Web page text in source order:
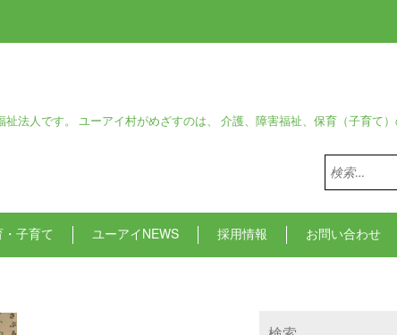
法人です。 ユーアイ村がめざすのは、 介護、障害福祉、保育（子育て
検
索:
子育て ユーアイNEWS 採用情報 お問い合わせ